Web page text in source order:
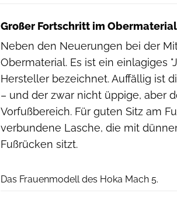
Großer Fortschritt im Obermaterial
Neben den Neuerungen bei der
Obermaterial. Es ist ein einlagiges
Hersteller bezeichnet. Auffällig ist
– und der zwar nicht üppige, aber
Vorfußbereich. Für guten Sitz am
verbundene Lasche, die mit
Fußrücken sitzt.
Das Frauenmodell des Hoka Mach 5.